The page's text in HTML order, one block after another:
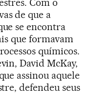
Com o
de que a
se encontra
que formavam
químicos.
David McKay,
assinou aquele
defendeu seus